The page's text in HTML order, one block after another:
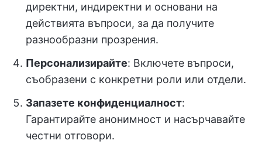
директни, индиректни и основани на
действията въпроси, за да получите
разнообразни прозрения.
Персонализирайте: Включете въпроси,
съобразени с конкретни роли или отдели.
Запазете конфиденциалност:
Гарантирайте анонимност и насърчавайте
честни отговори.